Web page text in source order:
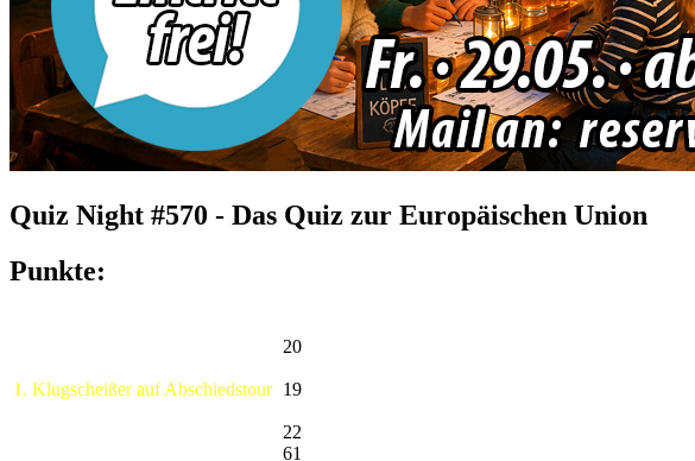
Quiz Night #570 - Das Quiz zur Europäischen Union
Punkte:
1. Klugscheißer auf Abschiedstour
20
19
22
61